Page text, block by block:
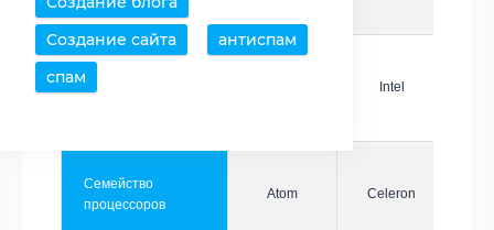
Создание сайта
антиспам
спам
Производитель Intel
Семейство
процессоров
Atom Celeron